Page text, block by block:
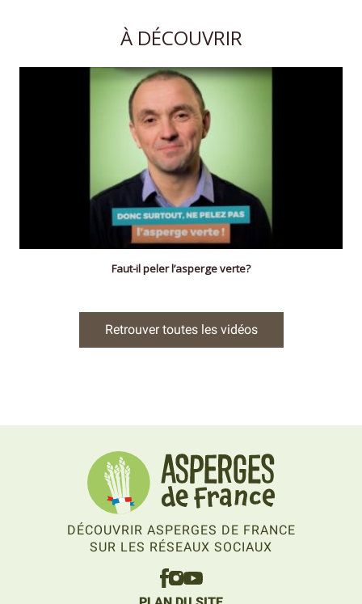
À DÉCOUVRIR
Faut-il peler l’asperge verte?
Retrouver toutes les vidéos
DÉCOUVRIR ASPERGES DE FRANCE
SUR LES RÉSEAUX SOCIAUX